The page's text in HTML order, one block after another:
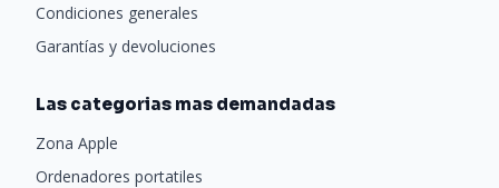
Condiciones generales
Garantías y devoluciones
Las categorias mas demandadas
Zona Apple
Ordenadores portatiles